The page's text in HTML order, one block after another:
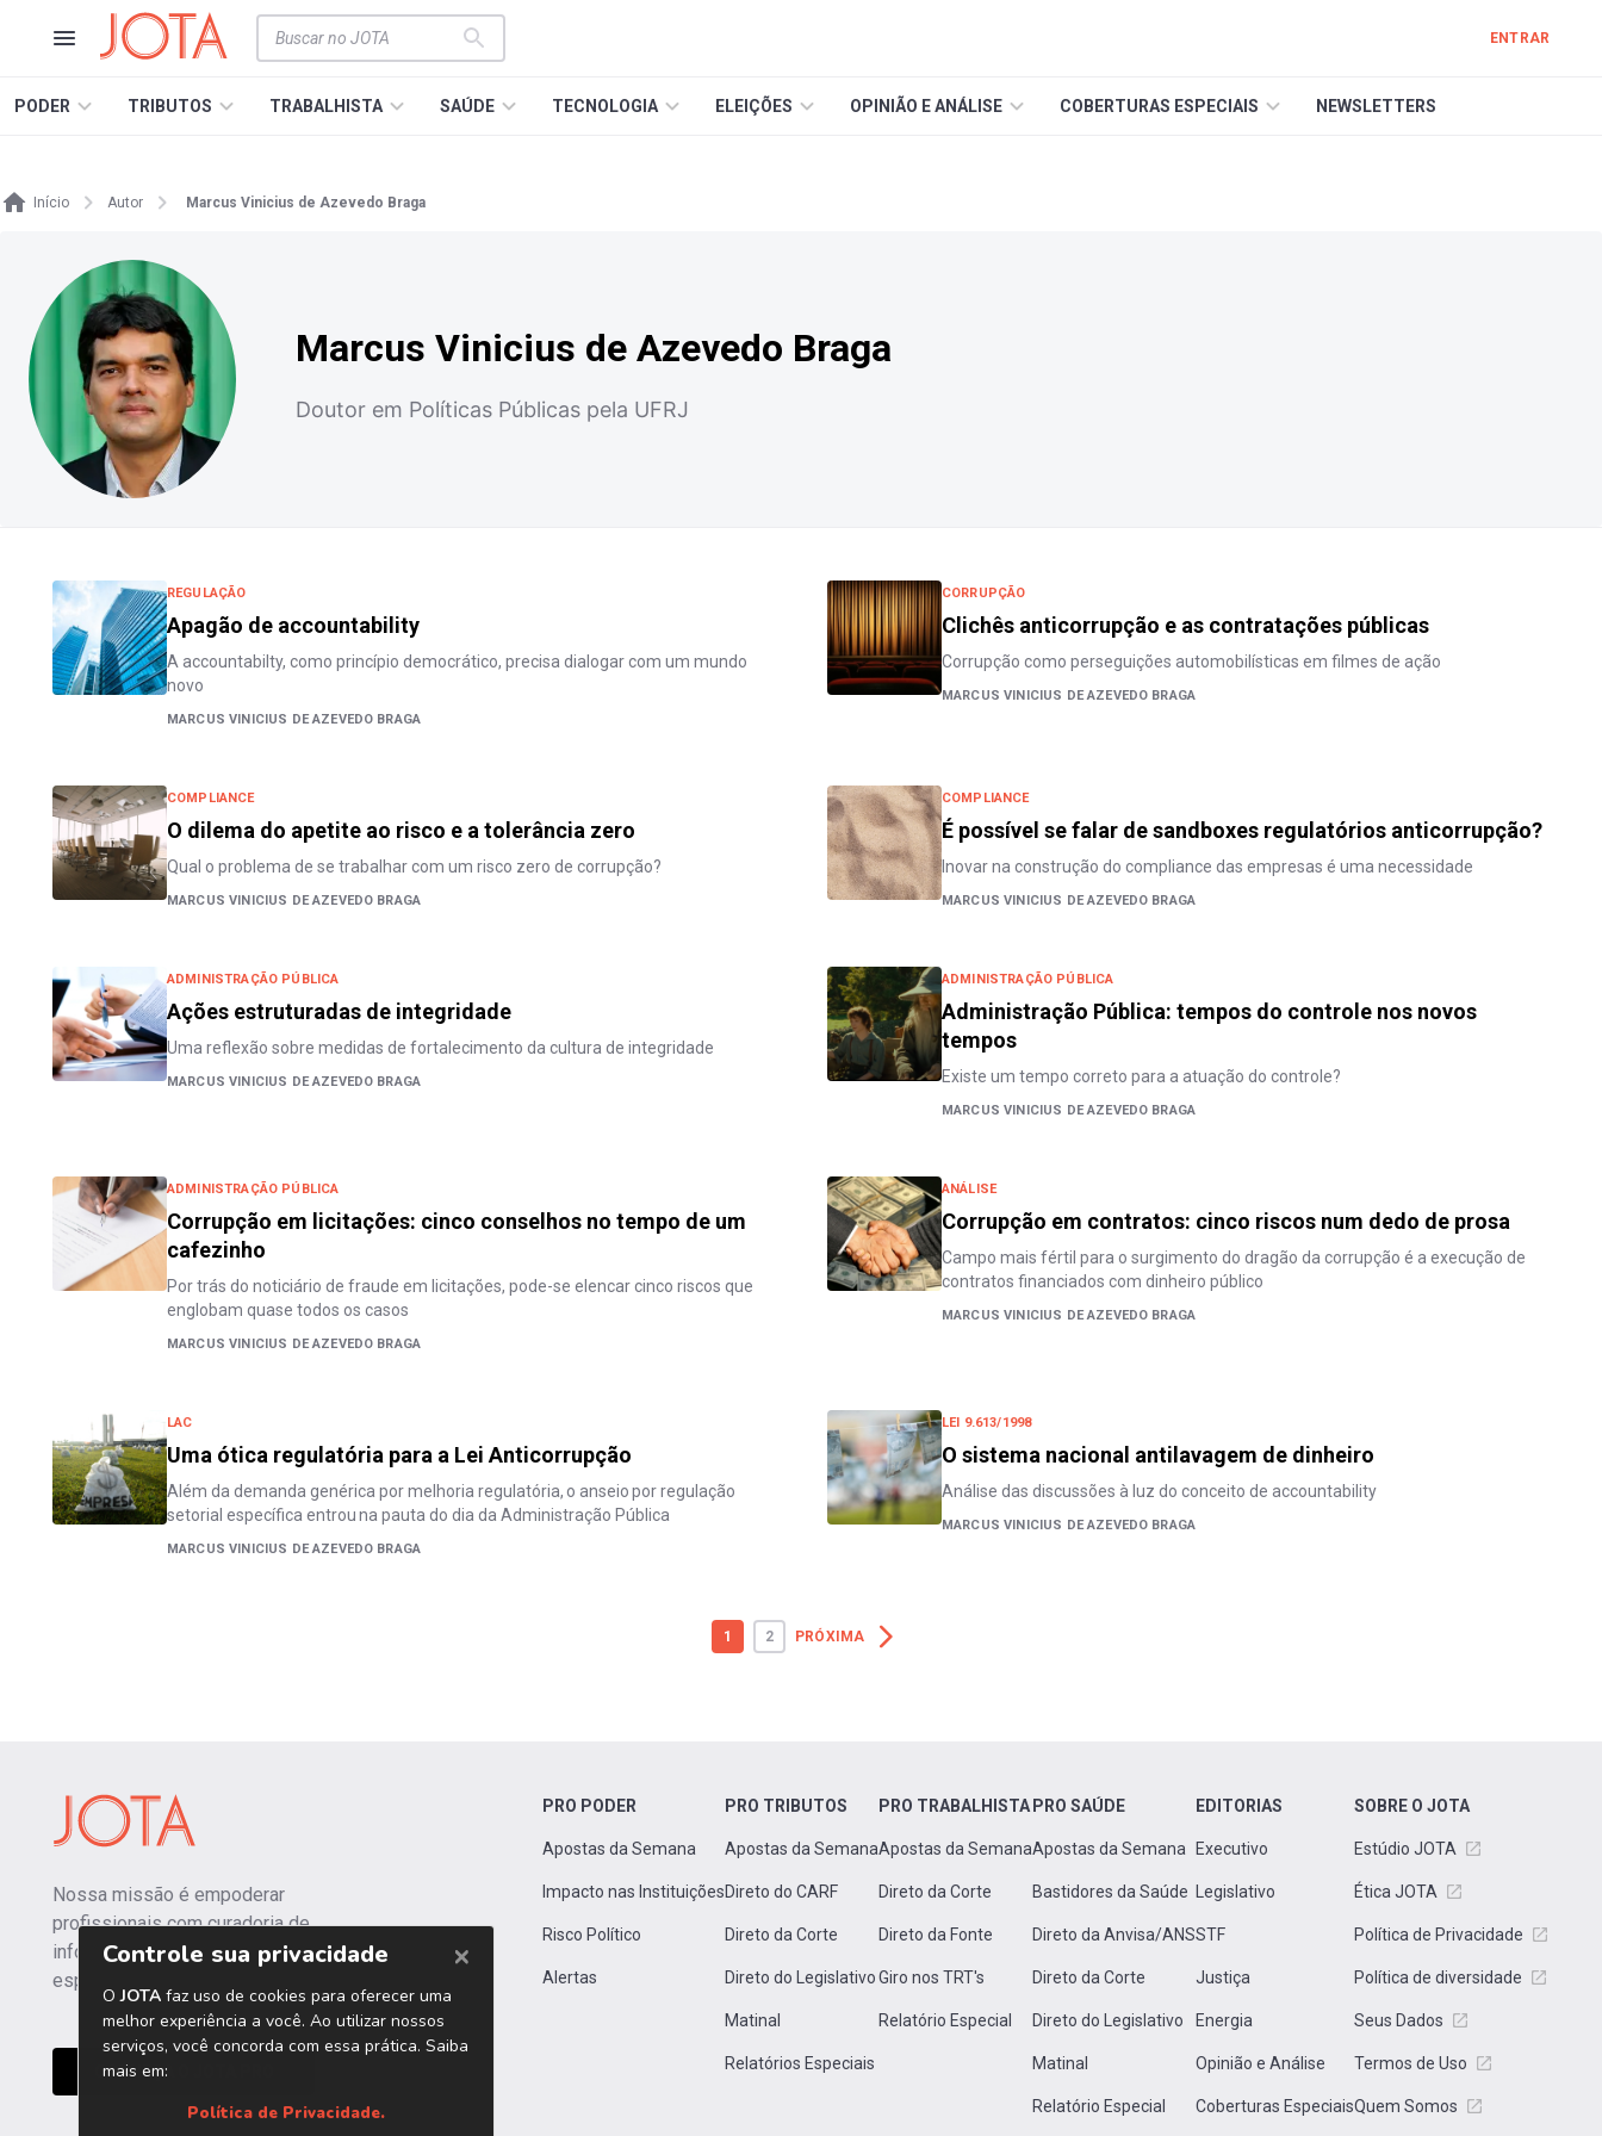
ENTRAR
PODER TRIBUTOS TRABALHISTA SAÚDE TECNOLOGIA ELEIÇÕES OPINIÃO E ANÁLISE COBERTURAS ESPECIAIS NEWSLETTERS
Início Autor Marcus Vinicius de Azevedo Braga
Marcus Vinicius de Azevedo Braga
Doutor em Políticas Públicas pela UFRJ
REGULAÇÃO
Apagão de accountability
A accountabilty, como princípio democrático, precisa dialogar com um mundo
novo
MARCUS VINICIUS DE AZEVEDO BRAGA
CORRUPÇÃO
Clichês anticorrupção e as contratações públicas
Corrupção como perseguições automobilísticas em filmes de ação
MARCUS VINICIUS DE AZEVEDO BRAGA
COMPLIANCE
O dilema do apetite ao risco e a tolerância zero
Qual o problema de se trabalhar com um risco zero de corrupção?
MARCUS VINICIUS DE AZEVEDO BRAGA
COMPLIANCE
É possível se falar de sandboxes regulatórios anticorrupção?
Inovar na construção do compliance das empresas é uma necessidade
MARCUS VINICIUS DE AZEVEDO BRAGA
ADMINISTRAÇÃO PÚBLICA
Ações estruturadas de integridade
Uma reflexão sobre medidas de fortalecimento da cultura de integridade
MARCUS VINICIUS DE AZEVEDO BRAGA
ADMINISTRAÇÃO PÚBLICA
Administração Pública: tempos do controle nos novos
tempos
Existe um tempo correto para a atuação do controle?
MARCUS VINICIUS DE AZEVEDO BRAGA
ADMINISTRAÇÃO PÚBLICA
Corrupção em licitações: cinco conselhos no tempo de um
cafezinho
Por trás do noticiário de fraude em licitações, pode-se elencar cinco riscos que
englobam quase todos os casos
MARCUS VINICIUS DE AZEVEDO BRAGA
ANÁLISE
Corrupção em contratos: cinco riscos num dedo de prosa
Campo mais fértil para o surgimento do dragão da corrupção é a execução de
contratos financiados com dinheiro público
MARCUS VINICIUS DE AZEVEDO BRAGA
LAC
Uma ótica regulatória para a Lei Anticorrupção
Além da demanda genérica por melhoria regulatória, o anseio por regulação
setorial específica entrou na pauta do dia da Administração Pública
MARCUS VINICIUS DE AZEVEDO BRAGA
LEI 9.613/1998
O sistema nacional antilavagem de dinheiro
Análise das discussões à luz do conceito de accountability
MARCUS VINICIUS DE AZEVEDO BRAGA
1 2 PRÓXIMA
Nossa missão é empoderar
profissionais com curadoria de
informações independentes e
especializadas.
CONHEÇA O JOTA PRO
PRO PODER
Apostas da Semana
Impacto nas Instituições
Risco Político
Alertas
PRO TRIBUTOS
Apostas da Semana
Direto do CARF
Direto da Corte
Direto do Legislativo
Matinal
Relatórios Especiais
PRO TRABALHISTA
Apostas da Semana
Direto da Corte
Direto da Fonte
Giro nos TRT's
Relatório Especial
PRO SAÚDE
Apostas da Semana
Bastidores da Saúde
Direto da Anvisa/ANS
Direto da Corte
Direto do Legislativo
Matinal
Relatório Especial
EDITORIAS
Executivo
Legislativo
STF
Justiça
Energia
Opinião e Análise
Coberturas Especiais
SOBRE O JOTA
Estúdio JOTA
Ética JOTA
Política de Privacidade
Política de diversidade
Seus Dados
Termos de Uso
Quem Somos